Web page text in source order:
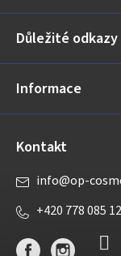
a
í
Důležité odkazy
Informace
Kontakt
info@op-
+420 778 085